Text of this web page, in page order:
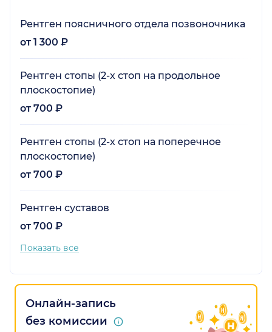
Рентген поясничного отдела позвоночника
от 1 300 ₽
Рентген стопы (2-х стоп на продольное
плоскостопие)
от 700 ₽
Рентген стопы (2-х стоп на поперечное
плоскостопие)
от 700 ₽
Рентген суставов
от 700 ₽
Показать все
Онлайн-запись
без комиссии